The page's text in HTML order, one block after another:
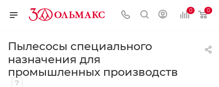
0 0
Пылесосы специального
назначения для
промышленных производств
7